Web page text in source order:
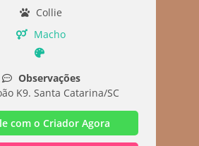
Collie
Macho
Observações
K9. Santa Catarina/SC
com o Criador Agora